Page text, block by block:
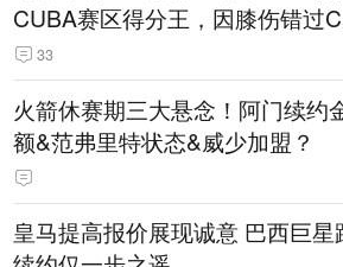
CUBA赛区得分王，因膝伤错过
A选秀
33
火箭休赛期三大悬念！阿门续约
额&范弗里特状态&威少加盟？
皇马提高报价展现诚意 巴西巨星